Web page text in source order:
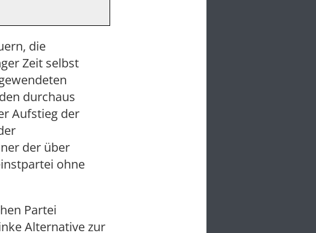
die
Zeit selbst
durchaus
Aufstieg der
der über
ohne
Partei
Alternative zur